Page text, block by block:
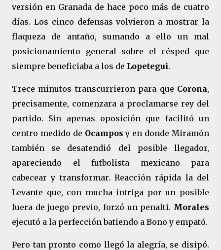
versión en Granada de hace poco más de cuatro
días. Los cinco defensas volvieron a mostrar la
flaqueza de antaño, sumando a ello un mal
posicionamiento general sobre el césped que
siempre beneficiaba a los de Lopetegui.
Trece minutos transcurrieron para que Corona,
precisamente, comenzara a proclamarse rey del
partido. Sin apenas oposición que facilitó un
centro medido de Ocampos y en donde Miramón
también se desatendió del posible llegador,
apareciendo el futbolista mexicano para
cabecear y transformar. Reacción rápida la del
Levante que, con mucha intriga por un posible
fuera de juego previo, forzó un penalti. Morales
ejecutó a la perfección batiendo a Bono y empató.
Pero tan pronto como llegó la alegría, se disipó.